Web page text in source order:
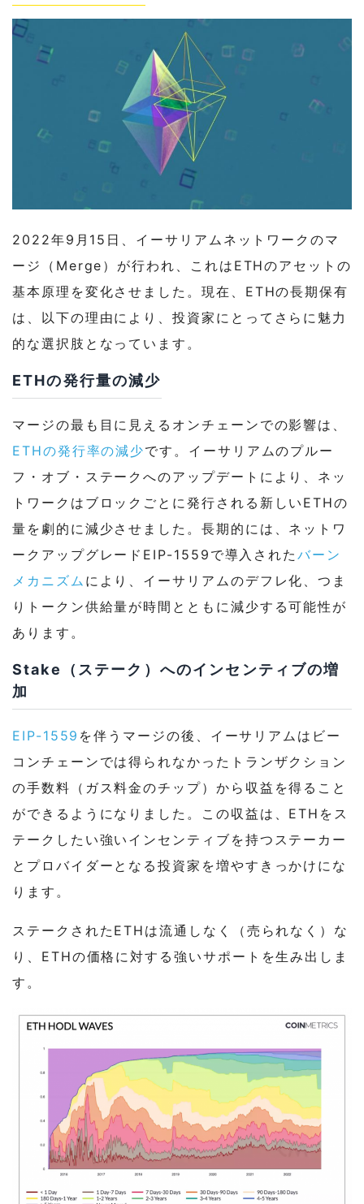
2022年9月15日、イーサリアムネットワークのマ
ージ（Merge）が行われ、これはETHのアセットの
基本原理を変化させました。現在、ETHの長期保有
は、以下の理由により、投資家にとってさらに魅力
的な選択肢となっています。
ETHの発行量の減少
マージの最も目に見えるオンチェーンでの影響は、
ETHの発行率の減少です。イーサリアムのプルー
フ・オブ・ステークへのアップデートにより、ネッ
トワークはブロックごとに発行される新しいETHの
量を劇的に減少させました。長期的には、ネットワ
ークアップグレードEIP-1559で導入されたバーン
メカニズム により、イーサリアムのデフレ化、つま
りトークン供給量が時間とともに減少する可能性が
あります。
Stake（ステーク）へのインセンティブの増
加
EIP-1559 を伴うマージの後、イーサリアムはビー
コンチェーンでは得られなかったトランザクション
の手数料（ガス料金のチップ）から収益を得ること
ができるようになりました。この収益は、ETHをス
テークしたい強いインセンティブを持つステーカー
とプロバイダーとなる投資家を増やすきっかけにな
ります。
ステークされたETHは流通しなく（売られなく）な
り、ETHの価格に対する強いサポートを生み出しま
す。